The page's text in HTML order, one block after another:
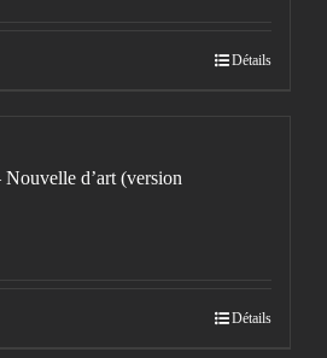
Détails
d’art (version
Détails